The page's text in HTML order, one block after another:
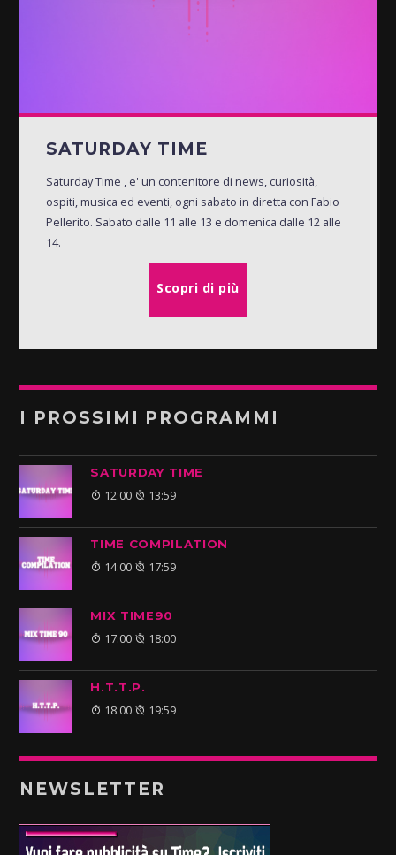
SATURDAY TIME
Saturday Time , e' un contenitore di news, curiosità,
ospiti, musica ed eventi, ogni sabato in diretta con Fabio
Pellerito. Sabato dalle 11 alle 13 e domenica dalle 12 alle
14.
Scopri di più
I PROSSIMI PROGRAMMI
SATURDAY TIME
12:00 13:59
TIME COMPILATION
14:00 17:59
MIX TIME90
17:00 18:00
H.T.T.P.
18:00 19:59
NEWSLETTER